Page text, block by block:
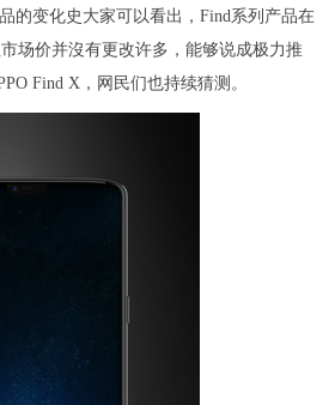
的变化史大家可以看出，Find系列产品在
场价并沒有更改许多，能够说成极力推
Find X，网民们也持续猜测。